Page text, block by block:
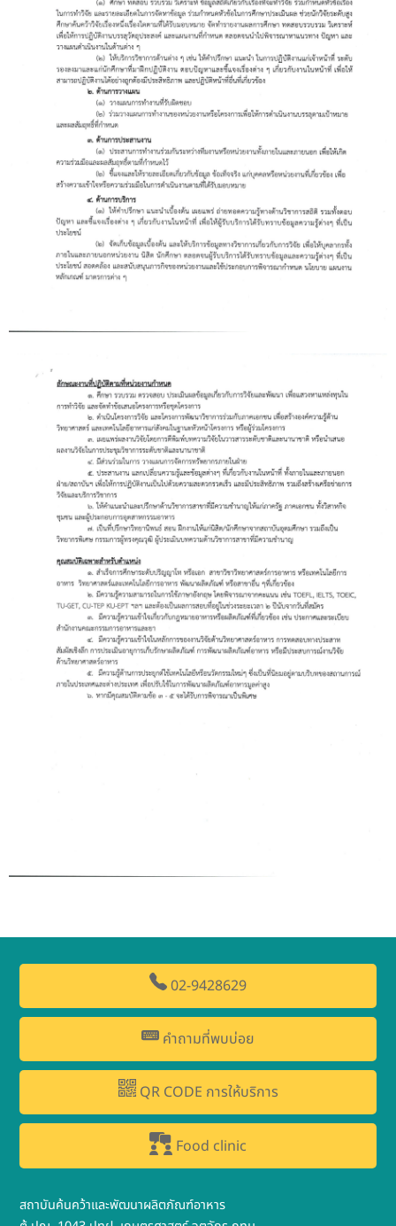
02-9428629
คำถามที่พบบ่อย
QR CODE การให้บริการ
Food clinic
สถาบันค้นคว้าและพัฒนาผลิตภัณฑ์อาหาร